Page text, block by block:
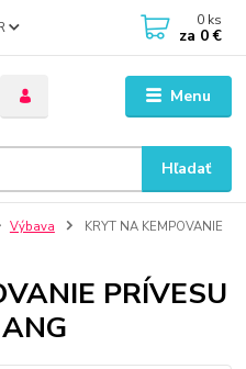
Menu
Hľadať
0 ks
za 0 €
Výbava
KRYT NA KEMPOVANIE
PRÍVESU